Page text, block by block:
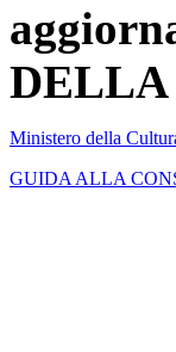
Ministero della
GUIDA ALLA